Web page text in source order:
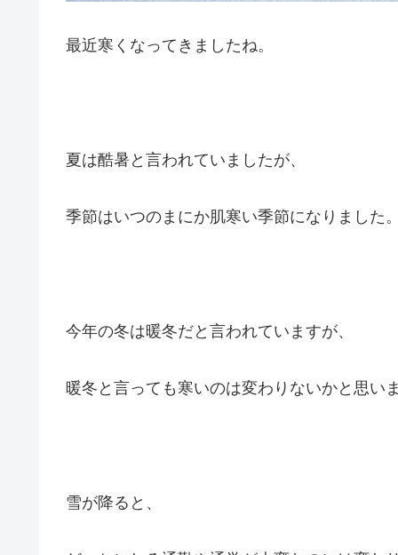
最近寒くなってきましたね。
夏は酷暑と言われていましたが、
季節はいつのまにか肌寒い季節になりました。
今年の冬は暖冬だと言われていますが、
暖冬と言っても寒いのは変わりないかと思いま
雪が降ると、